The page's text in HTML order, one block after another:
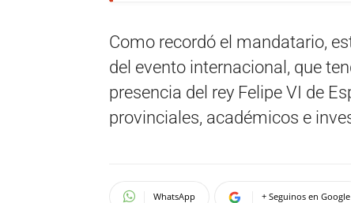
Como recordó el mandatario,
del evento internacional, que
presencia del rey Felipe VI de
provinciales, académicos e
WhatsApp + Seguinos en Google